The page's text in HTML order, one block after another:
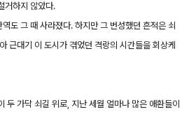
거하지 않았다.
도 그 때 사라졌다. 하지만 그 번성했던 흔적은 쇠
근대기 이 도시가 겪었던 격랑의 시간들을 회상케
두 가닥 쇠길 위로, 지난 세월 얼마나 많은 애환들이